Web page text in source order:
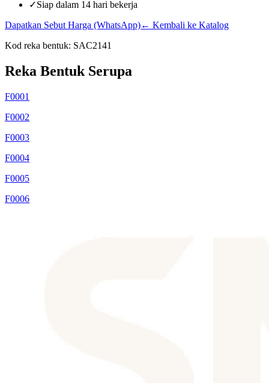
✓Siap dalam 14 hari bekerja
Dapatkan Sebut Harga (WhatsApp)← Kembali ke Katalog
Kod reka bentuk: SAC2141
Reka Bentuk Serupa
F0001
F0002
F0003
F0004
F0005
F0006